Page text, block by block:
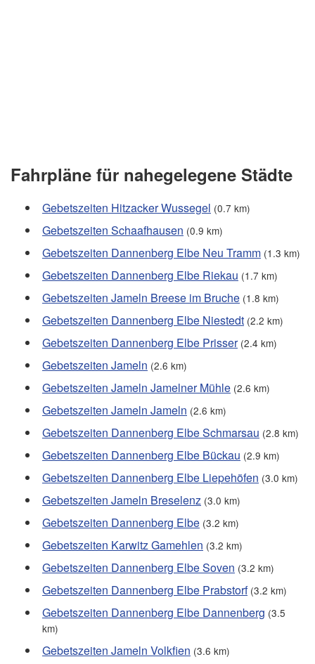
Fahrpläne für nahegelegene Städte
Gebetszeiten Hitzacker Wussegel (0.7 km)
Gebetszeiten Schaafhausen (0.9 km)
Gebetszeiten Dannenberg Elbe Neu Tramm (1.3 km)
Gebetszeiten Dannenberg Elbe Riekau (1.7 km)
Gebetszeiten Jameln Breese im Bruche (1.8 km)
Gebetszeiten Dannenberg Elbe Niestedt (2.2 km)
Gebetszeiten Dannenberg Elbe Prisser (2.4 km)
Gebetszeiten Jameln (2.6 km)
Gebetszeiten Jameln Jamelner Mühle (2.6 km)
Gebetszeiten Jameln Jameln (2.6 km)
Gebetszeiten Dannenberg Elbe Schmarsau (2.8 km)
Gebetszeiten Dannenberg Elbe Bückau (2.9 km)
Gebetszeiten Dannenberg Elbe Liepehöfen (3.0 km)
Gebetszeiten Jameln Breselenz (3.0 km)
Gebetszeiten Dannenberg Elbe (3.2 km)
Gebetszeiten Karwitz Gamehlen (3.2 km)
Gebetszeiten Dannenberg Elbe Soven (3.2 km)
Gebetszeiten Dannenberg Elbe Prabstorf (3.2 km)
Gebetszeiten Dannenberg Elbe Dannenberg (3.5
km)
Gebetszeiten Jameln Volkfien (3.6 km)